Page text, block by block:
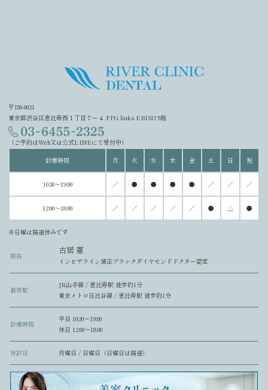
〒150-0021
東京都渋谷区恵比寿西１丁目７ー４ FPG links EBISU 5階
（ご予約はWeb又は公式LINEにて受付中）
診療時間
月 火 水 木 金 土 日 祝
10:30～19:00 ／ ● ● ● ● ／ ／ ／
12:00～18:00 ／ ／ ／ ／ ／ ● △ ●
※日曜は隔週休みです
院長 古居 憲
インビザライン矯正ブラックダイヤモンドドクター認定
最寄駅
JR山手線 / 恵比寿駅 徒歩約1分
東京メトロ日比谷線 / 恵比寿駅 徒歩約1分
診療時間
平日 10:30〜19:00
休日 12:00〜18:00
休診日 月曜日 / 日曜日（日曜日は隔週）